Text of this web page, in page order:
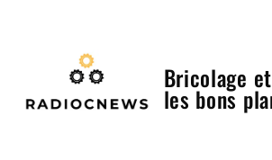
Bricolage
les bons